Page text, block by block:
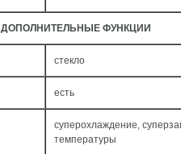
ДОПОЛНИТЕЛЬНЫЕ ФУНКЦИИ
стекло
есть
суперохлаждение,
температуры